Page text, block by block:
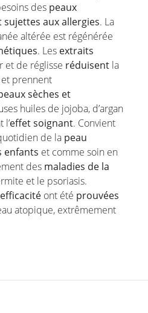
des peaux
sujettes aux allergies. La
altérée est régénérée
. Les extraits
de réglisse réduisent la
et prennent
sèches et
huiles de jojoba, d’argan
effet soignant. Convient
de la peau
enfants et comme soin en
des maladies de la
et le psoriasis.
ont été prouvées
atopique, extrêmement